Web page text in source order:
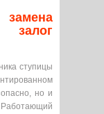
ступицы
но и